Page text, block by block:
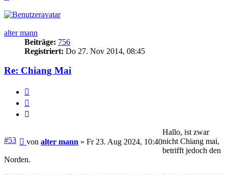
alter mann
Beiträge: 756
Registriert: Do 27. Nov 2014, 08:45
Re: Chiang Mai
#53 Beitrag
von alter mann » Fr 23. Aug 2024, 10:40
Hallo, ist zwar
nicht Chiang mai,
betrifft jedoch den
Norden.